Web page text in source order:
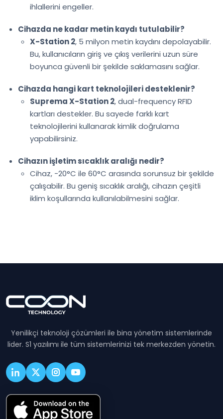
ihlallerini engeller.
Cihazda ne kadar metin kaydı tutulabilir?
X-Station 2, 5 milyon metin kaydını depolayabilir.
Bu, kullanıcıların giriş ve çıkış verilerini uzun süre
boyunca güvenli bir şekilde saklamasını sağlar.
Cihazda hangi kart teknolojileri desteklenir?
Suprema X-Station 2, dual-frequency RFID
kartları destekler. Bu sayede farklı kart
teknolojilerini kullanarak kimlik doğrulama
yapabilirsiniz.
Cihazın işletim sıcaklık aralığı nedir?
Cihaz, -20°C ile 60°C arasında sorunsuz bir şekilde
çalışabilir. Bu geniş sıcaklık aralığı, cihazın çeşitli
iklim koşullarında kullanılabilmesini sağlar.
Yenilikçi teknoloji çözümleri ile bina yönetim sistemlerinde
lider. S1 yazılımı ile tüm sistemlerinizi tek merkezden yönetin.